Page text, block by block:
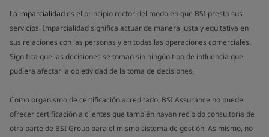
La imparcialidades el principio rector del modo en que BSI presta sus
servicios. Imparcialidad significa actuar de manera justa y equitativa en
sus relaciones con las personas y en todas las operaciones comerciales.
Significa que las decisiones se toman sin ningún tipo de influencia que
pudiera afectar la objetividad de la toma de decisiones.
Como organismo de certificación acreditado, BSI Assurance no puede
ofrecer certificación a clientes que también hayan recibido consultoría de
otra parte de BSI Group para el mismo sistema de gestión. Asimismo, no